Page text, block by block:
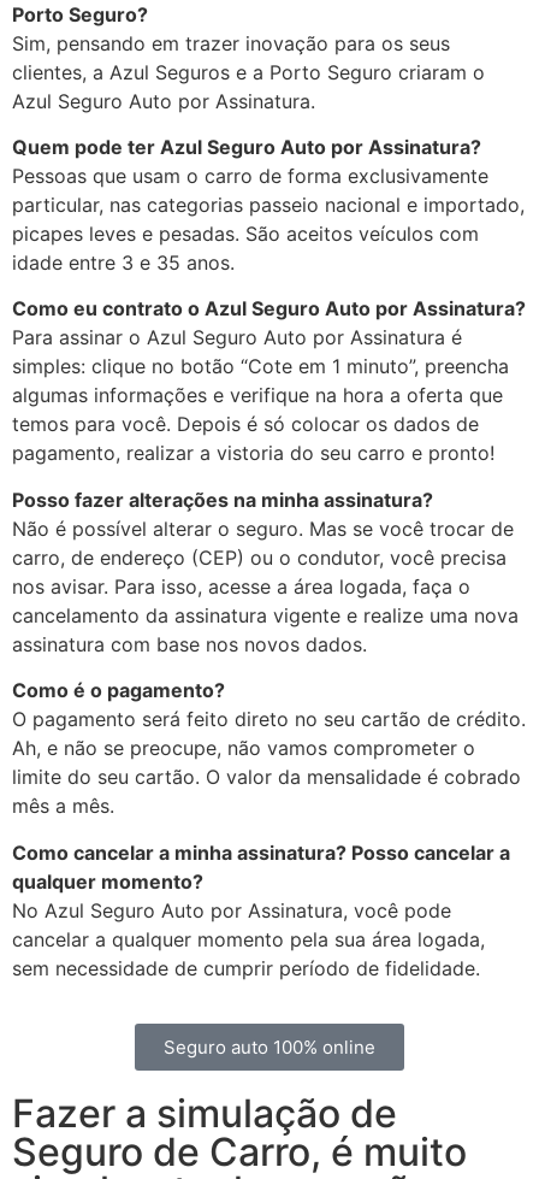
Porto Seguro?
Sim, pensando em trazer inovação para os seus
clientes, a Azul Seguros e a Porto Seguro criaram o
Azul Seguro Auto por Assinatura.
Quem pode ter Azul Seguro Auto por Assinatura?
Pessoas que usam o carro de forma exclusivamente
particular, nas categorias passeio nacional e importado,
picapes leves e pesadas. São aceitos veículos com
idade entre 3 e 35 anos.
Como eu contrato o Azul Seguro Auto por Assinatura?
Para assinar o Azul Seguro Auto por Assinatura é
simples: clique no botão “Cote em 1 minuto”, preencha
algumas informações e verifique na hora a oferta que
temos para você. Depois é só colocar os dados de
pagamento, realizar a vistoria do seu carro e pronto!
Posso fazer alterações na minha assinatura?
Não é possível alterar o seguro. Mas se você trocar de
carro, de endereço (CEP) ou o condutor, você precisa
nos avisar. Para isso, acesse a área logada, faça o
cancelamento da assinatura vigente e realize uma nova
assinatura com base nos novos dados.
Como é o pagamento?
O pagamento será feito direto no seu cartão de crédito.
Ah, e não se preocupe, não vamos comprometer o
limite do seu cartão. O valor da mensalidade é cobrado
mês a mês.
Como cancelar a minha assinatura? Posso cancelar a
qualquer momento?
No Azul Seguro Auto por Assinatura, você pode
cancelar a qualquer momento pela sua área logada,
sem necessidade de cumprir período de fidelidade.
Seguro auto 100% online
Fazer a simulação de
Seguro de Carro, é muito